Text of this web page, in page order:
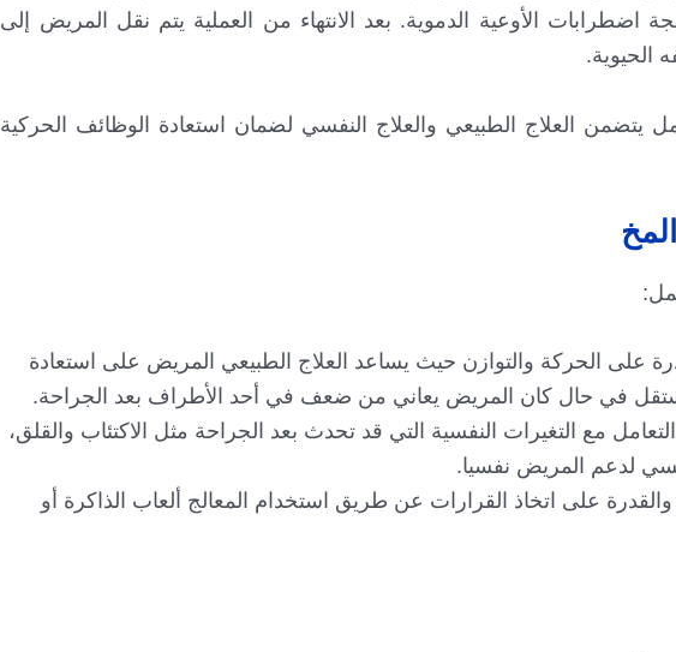
اضطرابات الأوعية الدموية. بعد الانتهاء من العملية يتم نقل المريض إلى
الحيوية.
يتضمن العلاج الطبيعي والعلاج النفسي لضمان استعادة الوظائف الحركية
على الحركة والتوازن حيث يساعد العلاج الطبيعي المريض على استعادة
في حال كان المريض يعاني من ضعف في أحد الأطراف بعد الجراحة.
مع التغيرات النفسية التي قد تحدث بعد الجراحة مثل الاكتئاب والقلق،
لدعم المريض نفسيا.
والقدرة على اتخاذ القرارات عن طريق استخدام المعالج ألعاب الذاكرة أو